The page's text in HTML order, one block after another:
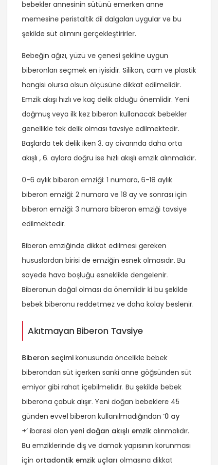
bebekler annesinin sütünü emerken anne
memesine peristaltik dil dalgaları uygular ve bu
şekilde süt alımını gerçekleştirirler.
Bebeğin ağızı, yüzü ve çenesi şekline uygun
biberonları seçmek en iyisidir. Silikon, cam ve plastik
hangisi olursa olsun ölçüsüne dikkat edilmelidir.
Emzik akışı hızlı ve kaç delik olduğu önemlidir. Yeni
doğmuş veya ilk kez biberon kullanacak bebekler
genellikle tek delik olması tavsiye edilmektedir.
Başlarda tek delik iken 3. ay civarında daha orta
akışlı , 6. aylara doğru ise hızlı akışlı emzik alınmalıdır.
0-6 aylık biberon emziği: 1 numara, 6-18 aylık
biberon emziği: 2 numara ve 18 ay ve sonrası için
biberon emziği: 3 numara biberon emziği tavsiye
edilmektedir.
Biberon emziğinde dikkat edilmesi gereken
hususlardan birisi de emziğin esnek olmasıdır. Bu
sayede hava boşluğu esneklikle dengelenir.
Biberonun doğal olması da önemlidir ki bu şekilde
bebek biberonu reddetmez ve daha kolay beslenir.
Akıtmayan Biberon Tavsiye
Biberon seçimi konusunda öncelikle bebek
biberondan süt içerken sanki anne göğsünden süt
emiyor gibi rahat içebilmelidir. Bu şekilde bebek
biberona çabuk alışır. Yeni doğan bebeklere 45
günden evvel biberon kullanılmadığından ‘0 ay
+’ ibaresi olan yeni doğan akışlı emzik alınmalıdır.
Bu emziklerinde diş ve damak yapısının korunması
için ortadontik emzik uçları olmasına dikkat